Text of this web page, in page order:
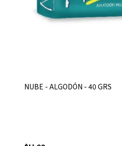
NUBE - ALGODÓN - 40 GRS